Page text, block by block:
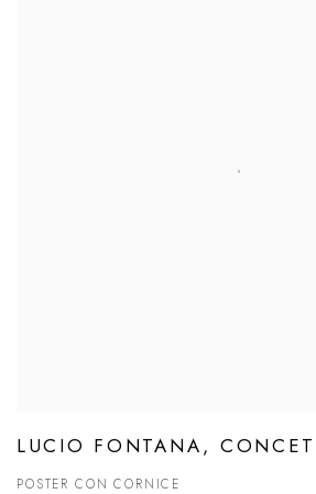
LUCIO FONTANA,
POSTER CON CORNICE